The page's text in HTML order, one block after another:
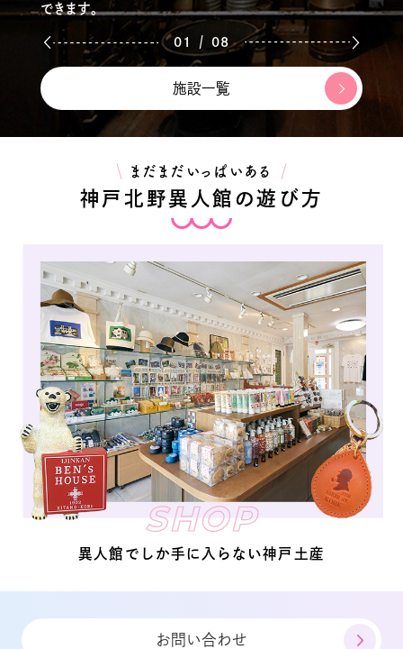
できます。
01 / 08
施設一覧
まだまだいっぱいある
神戸北野異人館の遊び方
SHOP
異人館でしか手に入らない神戸土産
お問い合わせ